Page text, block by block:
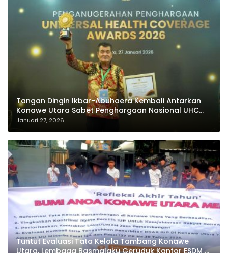
Tangan Dingin Ikbar-Abuhaera Kembali Antarkan
Konawe Utara Sabet Penghargaan Nasional UHC
Award 2026
Januari 27, 2026
Tuntut Evaluasi Tata Kelola Tambang Konawe